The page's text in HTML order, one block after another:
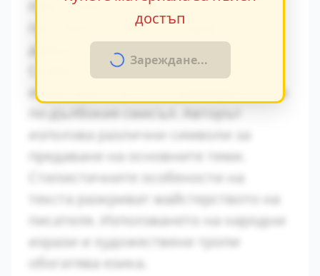
персонажите. Това
противопоставяне създава
драматично напрежение.
Символиката в произведението
играе важна роля за разбирането на
използва различни символи за
предаване на основните теми.
Стилистичните особености на
текста разкриват майстерството на
писателя. Използването на народни
изрази и художествени тропи
обогатява езика.
достъп
Зареждане...